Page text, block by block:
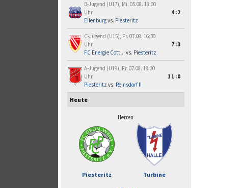
B-Jugend (U17), Mi. 05.08. 18:00
Uhr
Eilenburgvs. Piesteritz
4:2
C-Jugend (U15), Fr. 07.08. 16:30
Uhr
FC Energie Cott... vs. Piesteritz
7:3
A-Jugend (U19), Fr. 07.08. 18:30
Uhr
Piesteritz vs. Reinsdorf II
11:0
Heute
Herren
Piesteritz Turbine